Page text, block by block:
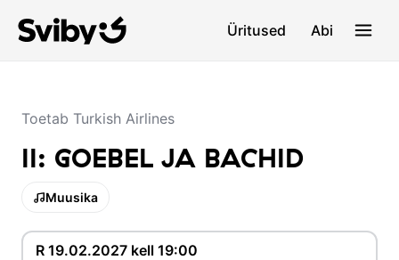
Üritused Abi
Toetab Turkish Airlines
II: GOEBEL JA BACHID
Muusika
R 19.02.2027 kell 19:00